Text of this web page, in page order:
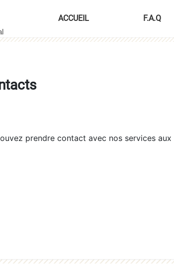
ACCUEIL F.A.Q
prendre contact avec nos services aux